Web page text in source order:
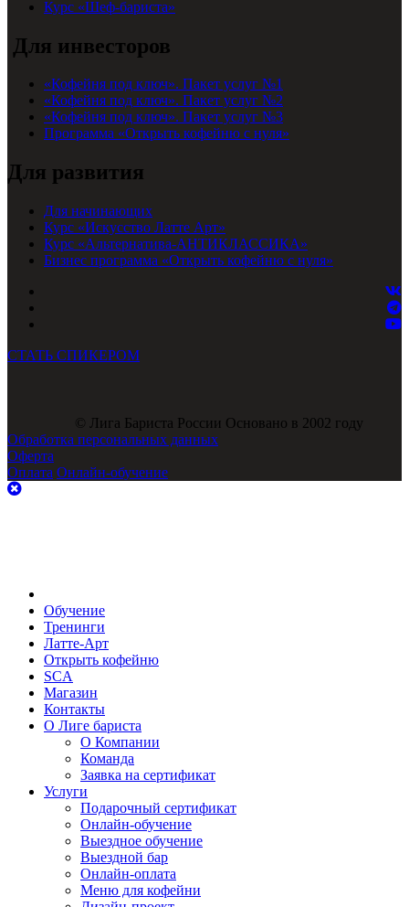
Курс «Шеф-бариста»
Для инвесторов
«Кофейня под ключ». Пакет услуг №1
«Кофейня под ключ». Пакет услуг №2
«Кофейня под ключ». Пакет услуг №3
Программа «Открыть кофейню с нуля»
Для развития
Для начинающих
Курс «Искусство Латте Арт»
Курс «Альтернатива-АНТИКЛАССИКА»
Бизнес программа «Открыть кофейню с нуля»
СТАТЬ СПИКЕРОМ
© Лига Бариста России Основано в 2002 году
Обработка персональных данных
Оферта
Оплата Онлайн-обучение
Обучение
Тренинги
Латте-Арт
Открыть кофейню
SCA
Магазин
Контакты
О Лиге бариста
О Компании
Команда
Заявка на сертификат
Услуги
Подарочный сертификат
Онлайн-обучение
Выездное обучение
Выездной бар
Онлайн-оплата
Меню для кофейни